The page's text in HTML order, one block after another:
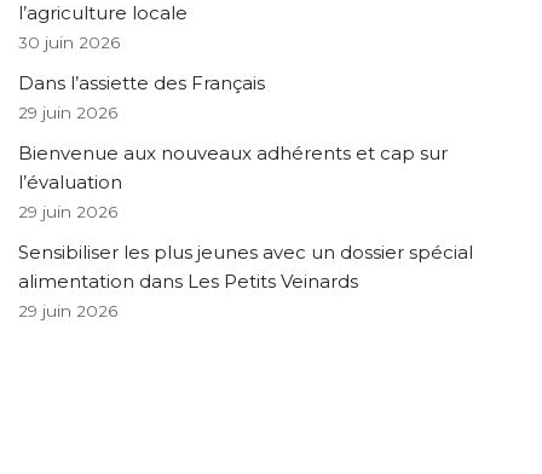
l’agriculture locale
30 juin 2026
Dans l’assiette des Français
29 juin 2026
Bienvenue aux nouveaux adhérents et cap sur
l’évaluation
29 juin 2026
Sensibiliser les plus jeunes avec un dossier spécial
alimentation dans Les Petits Veinards
29 juin 2026